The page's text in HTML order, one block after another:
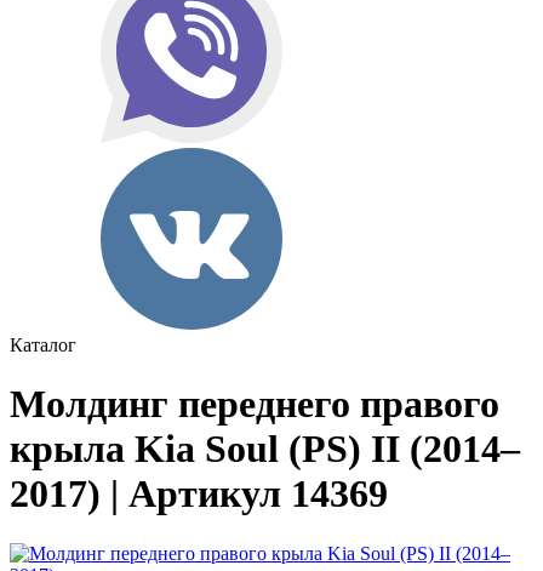
Каталог
Молдинг переднего правого
крыла Kia Soul (PS) II (2014–
2017) | Артикул 14369